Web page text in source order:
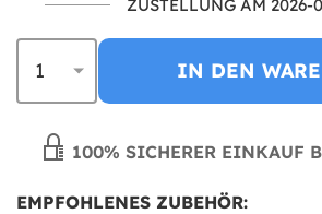
ZUSTELLUNG AM 2026-
IN DEN
100% SICHERER EINKAUF
EMPFOHLENES ZUBEHÖR: